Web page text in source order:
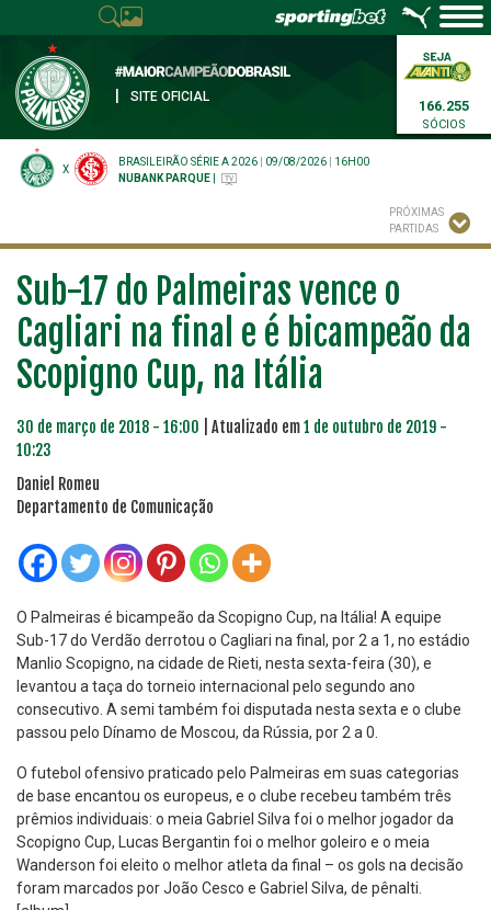
SITE OFICIAL
166.255
SÓCIOS
X
BRASILEIRÃO SÉRIE A 2026 09/08/2026
16H00
NUBANK PARQUE
PRÓXIMAS
PARTIDAS
Sub-17 do Palmeiras vence o
Cagliari na final e é bicampeão da
Scopigno Cup, na Itália
30 de março de 2018 - 16:00 | Atualizado em1 de outubro de 2019 -
10:23
Daniel Romeu
Departamento de Comunicação
O Palmeiras é bicampeão da Scopigno Cup, na Itália! A equipe
Sub-17 do Verdão derrotou o Cagliari na final, por 2 a 1, no estádio
Manlio Scopigno, na cidade de Rieti, nesta sexta-feira (30), e
levantou a taça do torneio internacional pelo segundo ano
consecutivo. A semi também foi disputada nesta sexta e o clube
passou pelo Dínamo de Moscou, da Rússia, por 2 a 0.
O futebol ofensivo praticado pelo Palmeiras em suas categorias
de base encantou os europeus, e o clube recebeu também três
prêmios individuais: o meia Gabriel Silva foi o melhor jogador da
Scopigno Cup, Lucas Bergantin foi o melhor goleiro e o meia
Wanderson foi eleito o melhor atleta da final – os gols na decisão
foram marcados por João Cesco e Gabriel Silva, de pênalti.